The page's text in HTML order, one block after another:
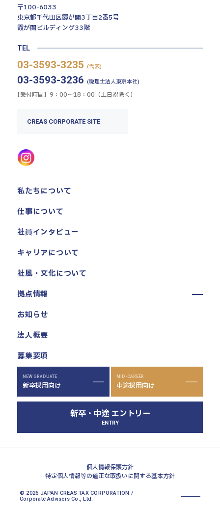
〒100-6033
東京都千代田区霞が関3丁目2番5号
霞が関ビルディング33階
TEL
03-3593-3235 (代表)
03-3593-3236 (税理士法人東京本社)
【受付時間】9：00〜18：00（土日祝除く）
CREAS CORPORATE SITE
私たちについて
仕事について
社員インタビュー
キャリアについて
社風・文化について
拠点情報
東京本社
埼玉川口本部
高崎本部
富山本部
高岡本部
大阪本部
宮崎本部
お知らせ
法人概要
募集要項
NEW GRADUATE
新卒採用向け
MID-CAREER
中途採用向け
新卒・中途 エントリー
ENTRY
© 2026 JAPAN CREAS TAX CORPORATION /
Corporate Advisers Co., Ltd.
個人情報保護方針
特定個人情報等の適正な取扱いに関する基本方針